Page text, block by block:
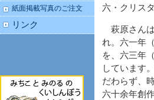
六・クリス
萩原さん
れ。六一年
を、六三年
しています
だわらず、
六十余年創
紙面掲載写真のご注文
リンク